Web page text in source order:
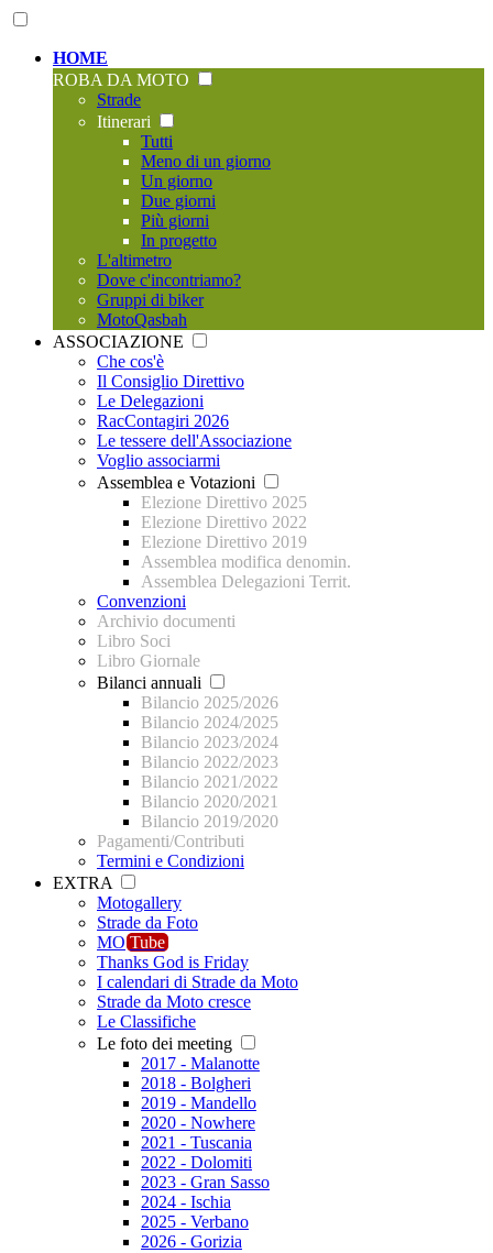
HOME
ROBA DA MOTO
Strade
Itinerari
Tutti
Meno di un giorno
Un giorno
Due giorni
Più giorni
In progetto
L'altimetro
Dove c'incontriamo?
Gruppi di biker
MotoQasbah
ASSOCIAZIONE
Che cos'è
Il Consiglio Direttivo
Le Delegazioni
RacContagiri 2026
Le tessere dell'Associazione
Voglio associarmi
Assemblea e Votazioni
Elezione Direttivo 2025
Elezione Direttivo 2022
Elezione Direttivo 2019
Assemblea modifica denomin.
Assemblea Delegazioni Territ.
Convenzioni
Archivio documenti
Libro Soci
Libro Giornale
Bilanci annuali
Bilancio 2025/2026
Bilancio 2024/2025
Bilancio 2023/2024
Bilancio 2022/2023
Bilancio 2021/2022
Bilancio 2020/2021
Bilancio 2019/2020
Pagamenti/Contributi
Termini e Condizioni
EXTRA
Motogallery
Strade da Foto
MO Tube
Thanks God is Friday
I calendari di Strade da Moto
Strade da Moto cresce
Le Classifiche
Le foto dei meeting
2017 - Malanotte
2018 - Bolgheri
2019 - Mandello
2020 - Nowhere
2021 - Tuscania
2022 - Dolomiti
2023 - Gran Sasso
2024 - Ischia
2025 - Verbano
2026 - Gorizia